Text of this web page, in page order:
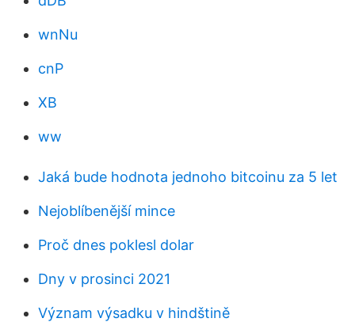
wnNu
cnP
XB
ww
Jaká bude hodnota jednoho bitcoinu za 5 let
Nejoblíbenější mince
Proč dnes poklesl dolar
Dny v prosinci 2021
Význam výsadku v hindštině